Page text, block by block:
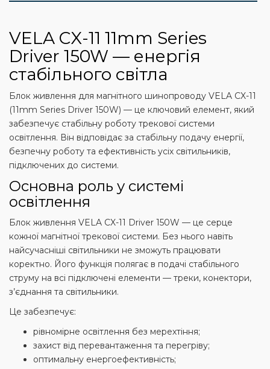
VELA CX-11 11mm Series
Driver 150W — енергія
стабільного світла
Блок живлення для магнітного шинопроводу VELA CX-11
(11mm Series Driver 150W) — це ключовий елемент, який
забезпечує стабільну роботу трекової системи
освітлення. Він відповідає за стабільну подачу енергії,
безпечну роботу та ефективність усіх світильників,
підключених до системи.
Основна роль у системі
освітлення
Блок живлення VELA CX-11 Driver 150W — це серце
кожної магнітної трекової системи. Без нього навіть
найсучасніші світильники не зможуть працювати
коректно. Його функція полягає в подачі стабільного
струму на всі підключені елементи — треки, конектори,
з’єднання та світильники.
Це забезпечує:
рівномірне освітлення без мерехтіння;
захист від перевантаження та перегріву;
оптимальну енергоефективність;